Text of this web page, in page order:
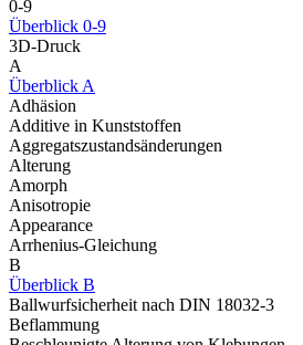
0-9
Überblick 0-9
3D-Druck
A
Überblick A
Adhäsion
Additive in Kunststoffen
Aggregatszustandsänderungen
Alterung
Amorph
Anisotropie
Appearance
Arrhenius-Gleichung
B
Überblick B
Ballwurfsicherheit nach DIN 18032-3
Beflammung